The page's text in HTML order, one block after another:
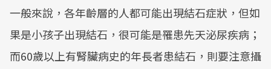
一般來說，各年齡層的人都可能出現結石症狀，但如
果是小孩子出現結石，很可能是罹患先天泌尿疾病；
而60歲以上有腎臟病史的年長者患結石，則要注意攝